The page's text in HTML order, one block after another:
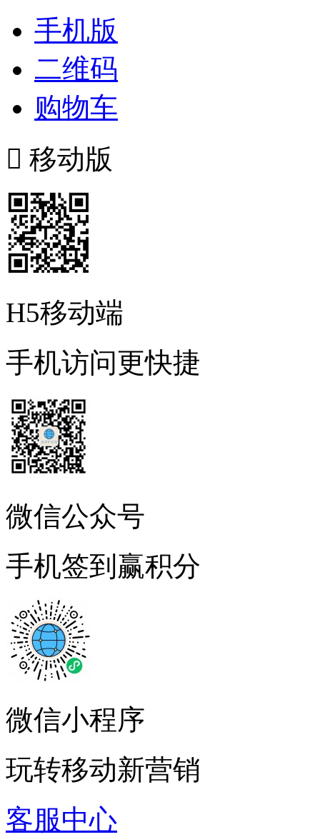
手机版
二维码
购物车
 移动版
H5移动端
手机访问更快捷
微信公众号
手机签到赢积分
微信小程序
玩转移动新营销
客服中心